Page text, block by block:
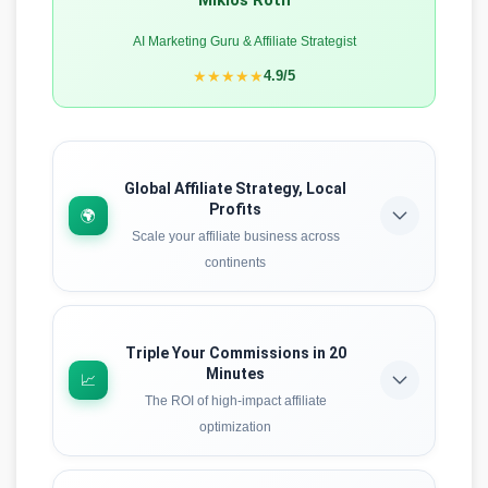
AI Marketing Guru & Affiliate Strategist
★★★★★4.9/5
🌍
Global Affiliate Strategy, Local
Profits
Scale your affiliate business across
continents
Learn how to leverage AI-powered localization to
strategies that work globally while maximizing
conversions in local markets – the secret weapon
of 7-figure affiliates.
Learn the strategy
📈
Triple Your Commissions in 20
Minutes
The ROI of high-impact affiliate
optimization
See the exact data behind rapid affiliate